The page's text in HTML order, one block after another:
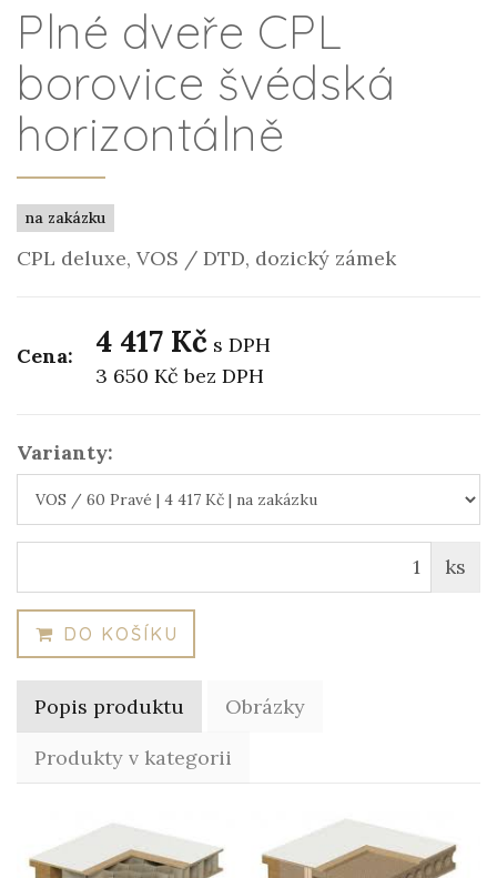
Plné dveře CPL
borovice švédská
horizontálně
na zakázku
CPL deluxe, VOS / DTD, dozický zámek
Cena: 4 417 Kč s DPH
3 650 Kčbez DPH
Varianty:
ks
DO KOŠÍKU
Popis produktu
Obrázky
Produkty v kategorii